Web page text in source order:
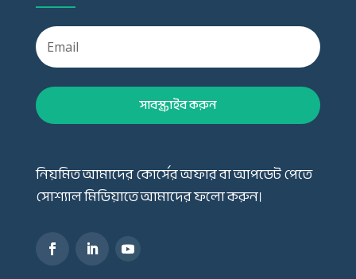
সাবস্ক্রাইব করুন
নিয়মিত আমাদের কোর্সের অফার বা আপডেট পেতে
সোশ্যাল মিডিয়াতে আমাদের ফলো করুন।